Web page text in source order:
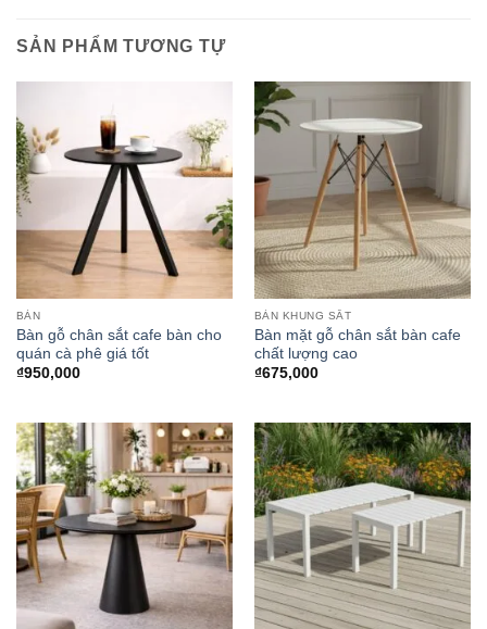
SẢN PHẨM TƯƠNG TỰ
BÀN
Bàn gỗ chân sắt cafe bàn cho
quán cà phê giá tốt
₫950,000
BÀN KHUNG SẮT
Bàn mặt gỗ chân sắt bàn cafe
chất lượng cao
₫675,000